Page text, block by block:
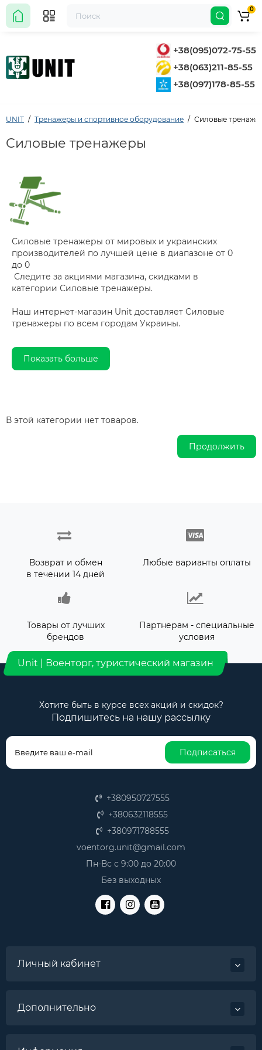
+38(095)072-75-55
+38(063)211-85-55
+38(097)178-85-55
0
UNIT Тренажеры и спортивное оборудование Силовые
Силовые тренажеры
Силовые тренажеры от мировых и украинских
производителей по лучшей цене в диапазоне от 0
до 0
Следите за акциями магазина, скидками в
категории Силовые тренажеры.
Наш интернет-магазин Unit доставляет Силовые
тренажеры по всем городам Украины.
Показать больше
В этой категории нет товаров.
Продолжить
Возврат и обмен
в течении 14 дней
Любые варианты оплаты
Товары от лучших
брендов
Партнерам - специальные
условия
Unit | Военторг, туристический магазин
Хотите быть в курсе всех акций и скидок?
Подпишитесь на нашу рассылку
Подписаться
+380950727555
+380632118555
+380971788555
voentorg.unit@gmail.com
Пн-Вс с 9:00 до 20:00
Без выходных
Личный кабинет
Дополнительно